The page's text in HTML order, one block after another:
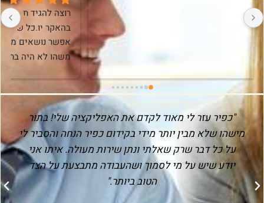
שמחה שבחרתי בך כפיר, לביצוע אופטימיזציה בSEO של
האתר החדש שלי.פעלת ביסודיות, במקצועיות רבה ובנוסף
לשירות שהבטחת, הוספת בנדיבותך הדרכות והסברים
שמסייעים לי להמשיך לתפעל נכון את האתר שלי.אתה איש
ממליצה בחום על השירות שלך. תודה!
"כפיר עזר לי מאוד לקדם את האפליקציה שלי! בתור
מישהו שלא מבין יותר מידי בקידום כפיר הנחה והסביר לי
על כל דבר שרק שאלתי ונתן שירות מעולה. איתו אני
יודע שיש על מי לסמוך ושהעבודה מתבצעת על הצד
הטוב ביותר."